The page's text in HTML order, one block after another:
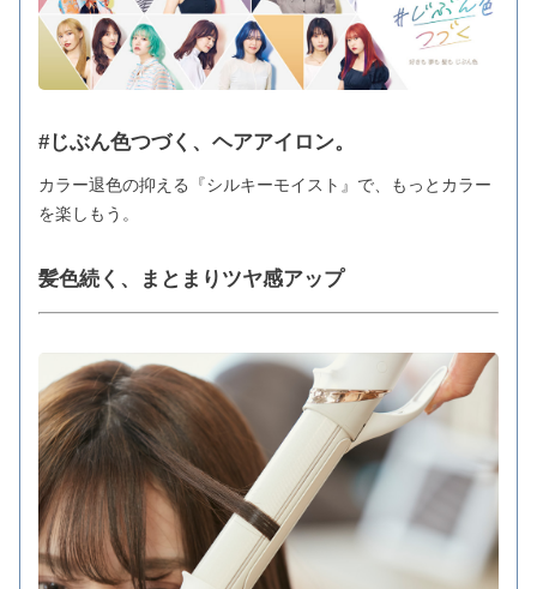
#じぶん色つづく、ヘアアイロン。
カラー退色の抑える『シルキーモイスト』で、もっとカラー
を楽しもう。
髪色続く、まとまりツヤ感アップ